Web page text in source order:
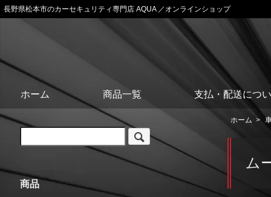
長野県松本市のカーセキュリティ専門店 AQUA ／オンラインショップ
ホーム 商品一覧 支払・配送につ
ホーム >
ム
商品